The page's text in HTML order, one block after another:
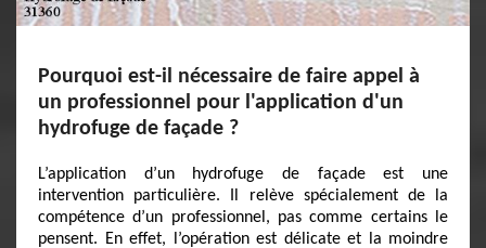
Pourquoi est-il nécessaire de faire appel à
un professionnel pour l'application d'un
hydrofuge de façade ?
L’application d’un hydrofuge de façade est une
intervention particulière. Il relève spécialement de la
compétence d’un professionnel, pas comme certains le
pensent. En effet, l’opération est délicate et la moindre